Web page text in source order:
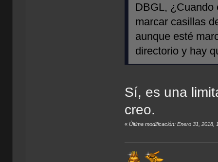
DBGL, ¿Cuando
marcar casillas
aunque esté
directorio y hay
Sí, es una
creo.
«Última modificación: Enero 31, 2018,